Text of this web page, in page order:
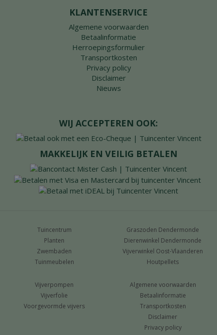
KLANTENSERVICE
Algemene voorwaarden
Betaalinformatie
Herroepingsformulier
Transportkosten
Privacy policy
Disclaimer
Nieuws
WIJ ACCEPTEREN OOK:
MAKKELIJK EN VEILIG BETALEN
Tuincentrum
Planten
Zwembaden
Tuinmeubelen
Graszoden Dendermonde
Dierenwinkel Dendermonde
Vijverwinkel Oost-Vlaanderen
Houtpellets
Vijverpompen
Vijverfolie
Voorgevormde vijvers
Algemene voorwaarden
Betaalinformatie
Transportkosten
Disclaimer
Privacy policy